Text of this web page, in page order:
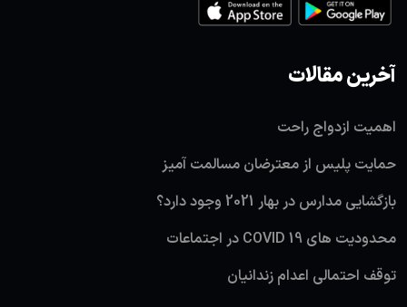
آخرین مقالات
اهمیت ازدواج راحت
حمایت پلیس از معترضان مسالمت آمیز
بازگشایی مدارس در بهار 2021 وجود دارد؟
محدودیت های COVID 19 در اجتماعات
توقف احتمالی اعدام زندانیان